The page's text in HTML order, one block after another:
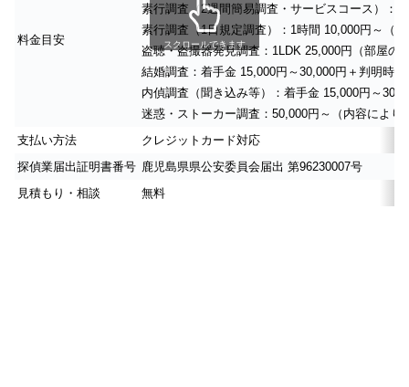
料金目安
素行調査（2週間簡易調査・サービスコース）：
素行調査（1日規定調査）：1時間 10,000円～（3
盗聴・盗撮器発見調査：1LDK 25,000円（部屋の
結婚調査：着手金 15,000円～30,000円＋判明時
内偵調査（聞き込み等）：着手金 15,000円～
迷惑・ストーカー調査：50,000円～（内容により
支払い方法
クレジットカード対応
探偵業届出証明書番号 鹿児島県県公安委員会届出 第96230007号
見積もり・相談
無料
スクロールできます